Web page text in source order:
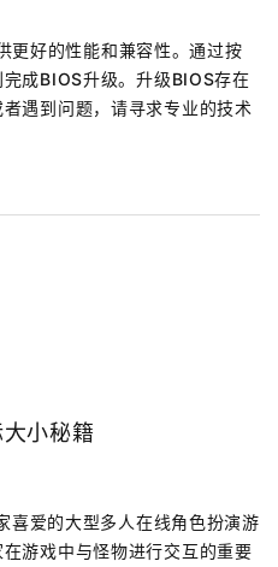
好的性能和兼容性。通过按
成BIOS升级。升级BIOS存在
遇到问题，请寻求专业的技术
小秘籍
喜爱的大型多人在线角色扮演游
游戏中与怪物进行交互的重要